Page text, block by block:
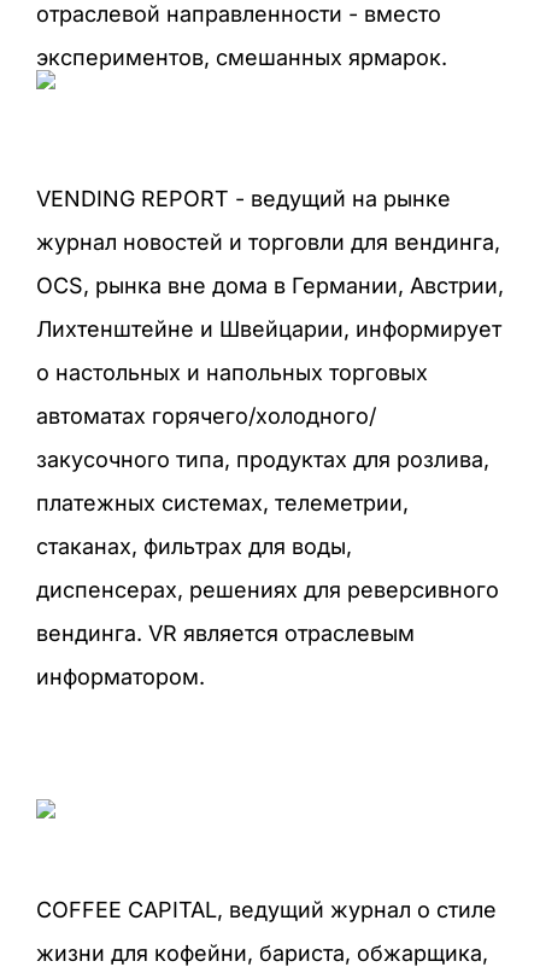
отраслевой направленности - вместо
экспериментов, смешанных ярмарок.
VENDING REPORT - ведущий на рынке
журнал новостей и торговли для вендинга,
OCS, рынка вне дома в Германии, Австрии,
Лихтенштейне и Швейцарии, информирует
о настольных и напольных торговых
автоматах горячего/холодного/
закусочного типа, продуктах для розлива,
платежных системах, телеметрии,
стаканах, фильтрах для воды,
диспенсерах, решениях для реверсивного
вендинга. VR является отраслевым
информатором.
COFFEE CAPITAL, ведущий журнал о стиле
жизни для кофейни, бариста, обжарщика,